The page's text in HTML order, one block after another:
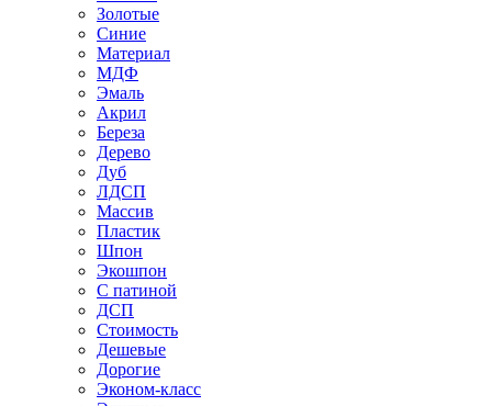
Золотые
Синие
Материал
МДФ
Эмаль
Акрил
Береза
Дерево
Дуб
ЛДСП
Массив
Пластик
Шпон
Экошпон
С патиной
ДСП
Стоимость
Дешевые
Дорогие
Эконом-класс